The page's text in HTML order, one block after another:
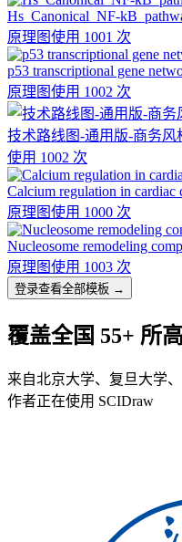
Hs_Canonical_NF-
原理图使用 1001 次
p53 transcriptional gene
原理图使用 1002 次
技术路线图-通用版-商务风
使用 1002 次
Calcium regulation in cardiac
原理图使用 1000 次
Nucleosome remodeling
原理图使用 1003 次
登录查看全部模板 →
覆盖全国 55+ 所
来自北京大学、复旦大学
作者正在使用 SCIDraw